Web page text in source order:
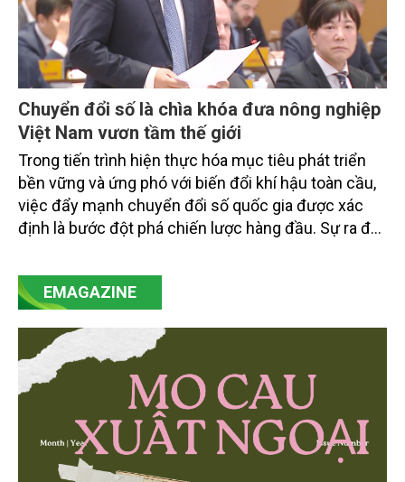
Chuyển đổi số là chìa khóa đưa nông nghiệp
Việt Nam vươn tầm thế giới
Trong tiến trình hiện thực hóa mục tiêu phát triển
bền vững và ứng phó với biến đổi khí hậu toàn cầu,
việc đẩy mạnh chuyển đổi số quốc gia được xác
định là bước đột phá chiến lược hàng đầu. Sự ra đời
mạnh mẽ, thúc đẩy quá trình cải cách toàn diện,
minh bạch hóa chuỗi cung ứng và nâng cao hiệu
then chốt là nông nghiệp và môi trường.
EMAGAZINE